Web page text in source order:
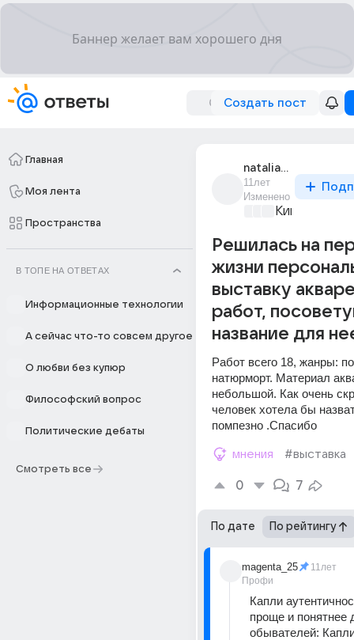
Создать пост
Главная
Моя лента
Пространства
В ТОПЕ НА ОТВЕТАХ
Информационные технологии
А сейчас что-то совсем другое
О любви без купюр
Философский вопрос
Политические дебаты
Смотреть все
natalia_47169
11лет
Изменено
Киномания
Решилась на
жизни
выставку
работ,
название для
Работ всего 18, жанры:
натюрморт. Материал
небольшой. Как очень
человек хотела бы
помпезно .Спасибо
мнения #выставка
0 7
По дате По рейтингу
magenta_25
Профи
11лет
Капли
проще и понятнее
обывателей: